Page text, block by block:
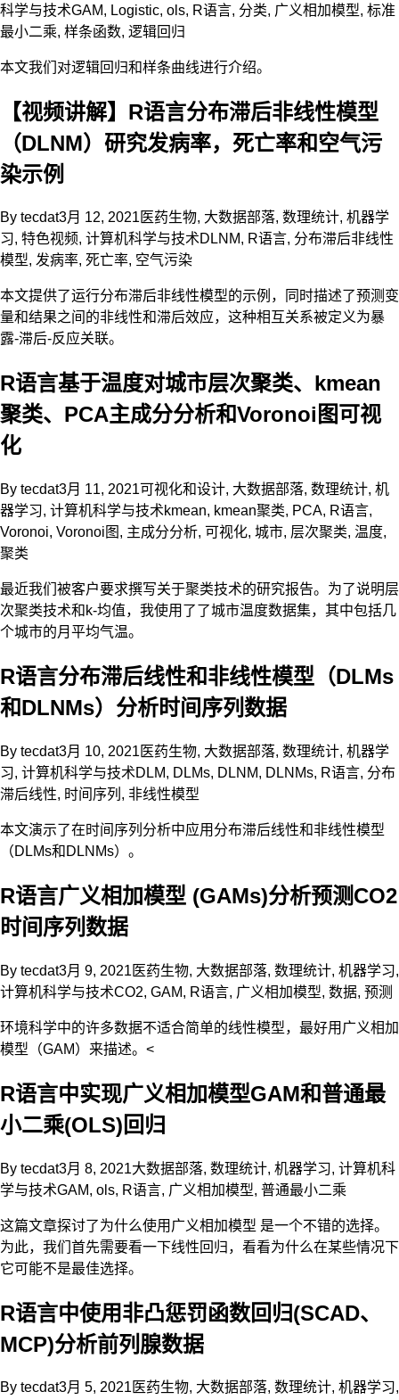
科学与技术GAM, Logistic, ols, R语言, 分类, 广义相加模型, 标准
最小二乘, 样条函数, 逻辑回归
本文我们对逻辑回归和样条曲线进行介绍。
【视频讲解】R语言分布滞后非线性模型
（DLNM）研究发病率，死亡率和空气污
染示例
By tecdat3月 12, 2021医药生物, 大数据部落, 数理统计, 机器学
习, 特色视频, 计算机科学与技术DLNM, R语言, 分布滞后非线性
模型, 发病率, 死亡率, 空气污染
本文提供了运行分布滞后非线性模型的示例，同时描述了预测变
量和结果之间的非线性和滞后效应，这种相互关系被定义为暴
露-滞后-反应关联。
R语言基于温度对城市层次聚类、kmean
聚类、PCA主成分分析和Voronoi图可视
化
By tecdat3月 11, 2021可视化和设计, 大数据部落, 数理统计, 机
器学习, 计算机科学与技术kmean, kmean聚类, PCA, R语言,
Voronoi, Voronoi图 , 主成分分析, 可视化, 城市, 层次聚类, 温度,
聚类
最近我们被客户要求撰写关于聚类技术的研究报告。为了说明层
次聚类技术和k-均值，我使用了了城市温度数据集，其中包括几
个城市的月平均气温。
R语言分布滞后线性和非线性模型（DLMs
和DLNMs）分析时间序列数据
By tecdat3月 10, 2021 医药生物, 大数据部落, 数理统计, 机器学
习, 计算机科学与技术DLM, DLMs, DLNM, DLNMs, R语言, 分布
滞后线性, 时间序列 , 非线性模型
本文演示了在时间序列分析中应用分布滞后线性和非线性模型
（DLMs和DLNMs）。
R语言广义相加模型 (GAMs)分析预测CO2
时间序列数据
By tecdat3月 9, 2021 医药生物, 大数据部落, 数理统计, 机器学习,
计算机科学与技术CO2, GAM, R语言, 广义相加模型, 数据, 预测
环境科学中的许多数据不适合简单的线性模型，最好用广义相加
模型（GAM）来描述。<
R语言中实现广义相加模型GAM和普通最
小二乘(OLS)回归
By tecdat3月 8, 2021大数据部落, 数理统计, 机器学习, 计算机科
学与技术GAM, ols, R语言, 广义相加模型, 普通最小二乘
这篇文章探讨了为什么使用广义相加模型 是一个不错的选择。
为此，我们首先需要看一下线性回归，看看为什么在某些情况下
它可能不是最佳选择。
R语言中使用非凸惩罚函数回归(SCAD、
MCP)分析前列腺数据
By tecdat3月 5, 2021医药生物, 大数据部落, 数理统计, 机器学习,